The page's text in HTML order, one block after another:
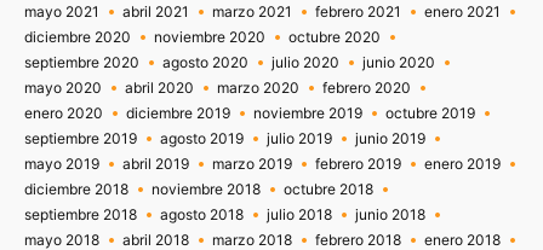
mayo 2021
abril 2021 marzo 2021 febrero 2021
enero 2021
diciembre 2020
noviembre 2020
octubre 2020
septiembre 2020
agosto 2020 julio 2020
junio 2020
mayo 2020
abril 2020 marzo 2020
febrero 2020
enero 2020
diciembre 2019 noviembre 2019
octubre 2019
septiembre 2019
agosto 2019 julio 2019
junio 2019
mayo 2019
abril 2019 marzo 2019 febrero 2019
enero 2019
diciembre 2018
noviembre 2018
octubre 2018
septiembre 2018
agosto 2018 julio 2018
junio 2018
mayo 2018
abril 2018 marzo 2018 febrero 2018
enero 2018